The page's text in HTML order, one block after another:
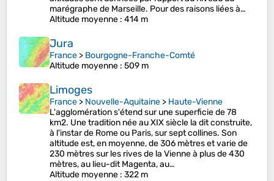
marégraphe de Marseille. Pour des raisons liées à…
Altitude moyenne : 414 m
Jura
France > Bourgogne-Franche-Comté
Altitude moyenne : 509 m
Limoges
France > Nouvelle-Aquitaine > Haute-Vienne
L'agglomération s'étend sur une superficie de 78
km2. Une tradition née au XIX siècle la dit construite,
à l'instar de Rome ou Paris, sur sept collines. Son
altitude est, en moyenne, de 306 mètres et varie de
230 mètres sur les rives de la Vienne à plus de 430
mètres, au lieu-dit Magenta, au…
Altitude moyenne : 322 m